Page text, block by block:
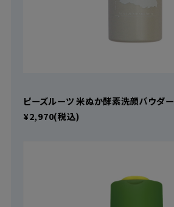
ピーズルーツ 米ぬか酵素洗顔パウダー
¥2,970(税込)